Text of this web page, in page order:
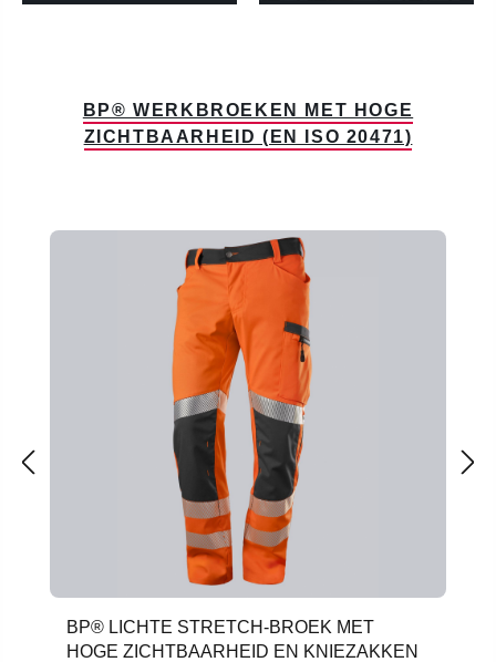
BP® WERKBROEKEN MET HOGE
ZICHTBAARHEID (EN ISO 20471)
BP® LICHTE STRETCH-BROEK MET
HOGE ZICHTBAARHEID EN KNIEZAKKEN